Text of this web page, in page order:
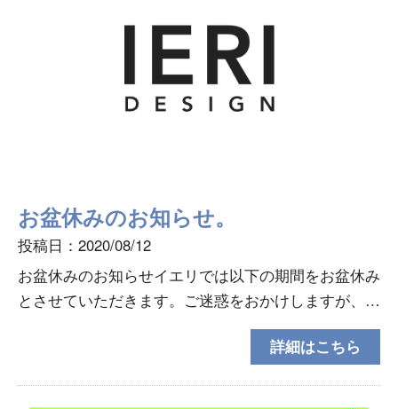
お盆休みのお知らせ。
投稿日：2020/08/12
お盆休みのお知らせイエリでは以下の期間をお盆休み
とさせていただきます。ご迷惑をおかけしますが、ご
了承のほどよろしくお願いします。お盆休み期間：８
月１３日～８月１４日、１６日～１７日※１５日は完
詳細はこちら